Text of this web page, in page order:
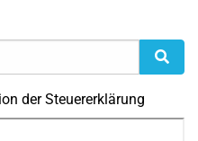
der Steuererklärung